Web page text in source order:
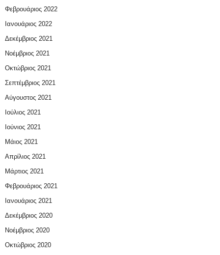
Φεβρουάριος 2022
Ιανουάριος 2022
Δεκέμβριος 2021
Νοέμβριος 2021
Οκτώβριος 2021
Σεπτέμβριος 2021
Αύγουστος 2021
Ιούλιος 2021
Ιούνιος 2021
Μάιος 2021
Απρίλιος 2021
Μάρτιος 2021
Φεβρουάριος 2021
Ιανουάριος 2021
Δεκέμβριος 2020
Νοέμβριος 2020
Οκτώβριος 2020